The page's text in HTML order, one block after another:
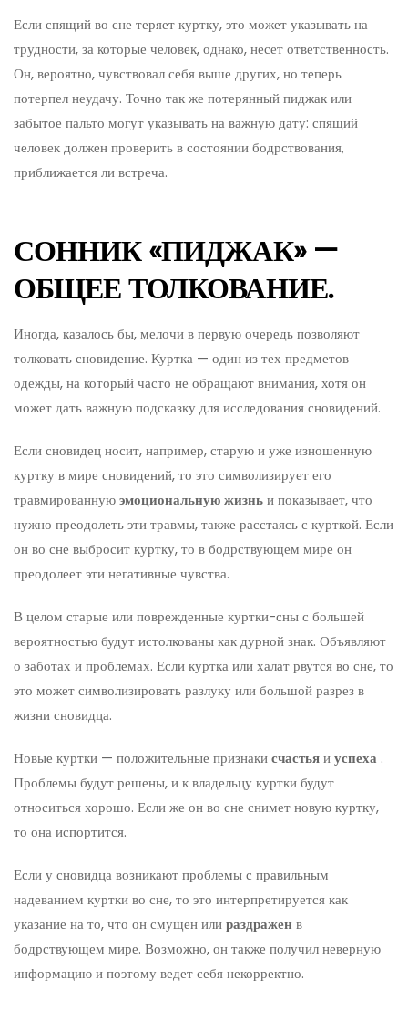
Если спящий во сне теряет куртку, это может указывать на
трудности, за которые человек, однако, несет ответственность.
Он, вероятно, чувствовал себя выше других, но теперь
потерпел неудачу. Точно так же потерянный пиджак или
забытое пальто могут указывать на важную дату: спящий
человек должен проверить в состоянии бодрствования,
приближается ли встреча.
СОННИК «ПИДЖАК» —
ОБЩЕЕ ТОЛКОВАНИЕ.
Иногда, казалось бы, мелочи в первую очередь позволяют
толковать сновидение. Куртка — один из тех предметов
одежды, на который часто не обращают внимания, хотя он
может дать важную подсказку для исследования сновидений.
Если сновидец носит, например, старую и уже изношенную
куртку в мире сновидений, то это символизирует его
травмированнуюэмоциональную жизньи показывает, что
нужно преодолеть эти травмы, также расстаясь с курткой. Если
он во сне выбросит куртку, то в бодрствующем мире он
преодолеет эти негативные чувства.
В целом старые или поврежденные куртки-сны с большей
вероятностью будут истолкованы как дурной знак. Объявляют
о заботах и проблемах. Если куртка или халат рвутся во сне, то
это может символизировать разлуку или большой разрез в
жизни сновидца.
Новые куртки — положительные признакисчастьяиуспеха .
Проблемы будут решены, и к владельцу куртки будут
относиться хорошо. Если же он во сне снимет новую куртку,
то она испортится.
Если у сновидца возникают проблемы с правильным
надеванием куртки во сне, то это интерпретируется как
указание на то, что он смущен илираздражен в
бодрствующем мире. Возможно, он также получил неверную
информацию и поэтому ведет себя некорректно.